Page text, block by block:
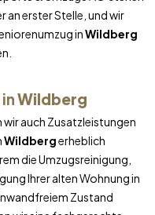
an erster Stelle, und wir
inWildberg
Wildberg
wir auch Zusatzleistungen
Wildbergerheblich
die Umzugsreinigung,
Ihrer alten Wohnung in
Zustand